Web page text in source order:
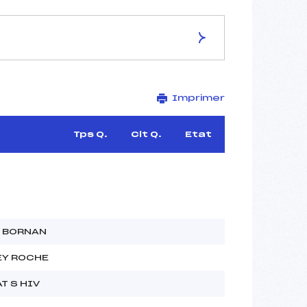
OBERWIESENTH
–
Imprimer
Tps Q. Clt Q. Etat
BORNAN
ROCHE
S HIV